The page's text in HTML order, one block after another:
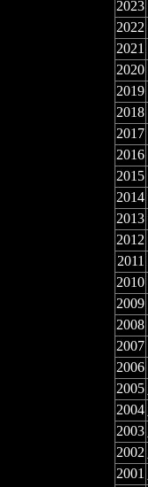
2023
2022
2021
2020
2019
2018
2017
2016
2015
2014
2013
2012
2011
2010
2009
2008
2007
2006
2005
2004
2003
2002
2001